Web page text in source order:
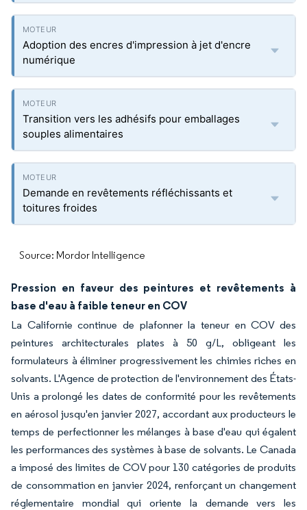
Adoption des encres d'impression à jet d'encre
numérique
Transition vers les adhésifs pour emballages
souples alimentaires
Demande en revêtements réfléchissants et
toitures froides
Source: Mordor Intelligence
Pression en faveur des peintures et revêtements à
base d'eau à faible teneur en COV
La Californie continue de plafonner la teneur en COV des
peintures architecturales plates à 50 g/L, obligeant les
formulateurs à éliminer progressivement les chimies riches en
solvants. L'Agence de protection de l'environnement des États-
Unis a prolongé les dates de conformité pour les revêtements
en aérosol jusqu'en janvier 2027, accordant aux producteurs le
temps de perfectionner les mélanges à base d'eau qui égalent
les performances des systèmes à base de solvants. Le Canada
a imposé des limites de COV pour 130 catégories de produits
de consommation en janvier 2024, renforçant un changement
réglementaire mondial qui oriente la demande vers les